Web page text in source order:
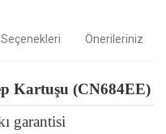
Önerileriniz
Kartuşu (CN684EE)
garantisi